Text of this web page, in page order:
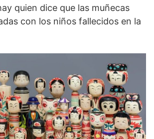
quien dice que las muñecas
con los niños fallecidos en la